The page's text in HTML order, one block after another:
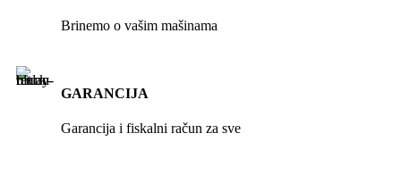
Brinemo o vašim mašinama
GARANCIJA
Garancija i fiskalni račun za sve